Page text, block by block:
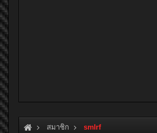
สมาชิก smlrf